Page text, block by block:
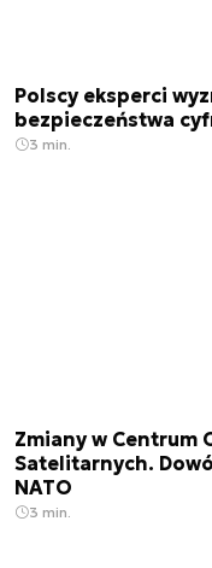
Polscy eksperci
bezpieczeństwa
3 min.
Zmiany w Centrum
Satelitarnych.
NATO
3 min.